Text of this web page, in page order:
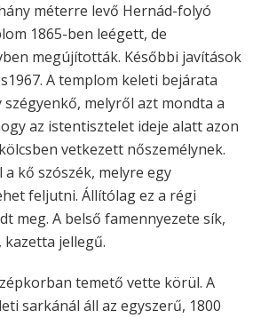
méterre levő Hernád-folyó
1865-ben leégett, de
megújították. Későbbi javítások
A templom keleti bejárata
melyről azt mondta a
az istentisztelet ideje alatt azon
vetkezett nőszemélynek.
a kő szószék, melyre egy
feljutni. Állítólag ez a régi
meg. A belső famennyezete sík,
jellegű.
temető vette körül. A
sarkánál áll az egyszerű, 1800